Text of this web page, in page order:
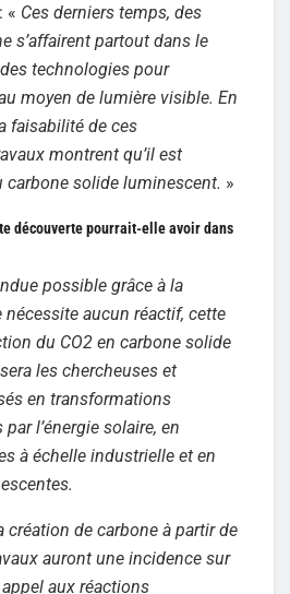
« Ces derniers temps, des
s’affairent partout dans le
technologies pour
moyen de lumière visible. En
faisabilité de ces
montrent qu’il est
carbone solide luminescent. »
découverte pourrait-elle avoir dans
possible grâce à la
aucun réactif, cette
du CO2 en carbone solide
les chercheuses et
en transformations
l’énergie solaire, en
à échelle industrielle et en
création de carbone à partir de
auront une incidence sur
aux réactions